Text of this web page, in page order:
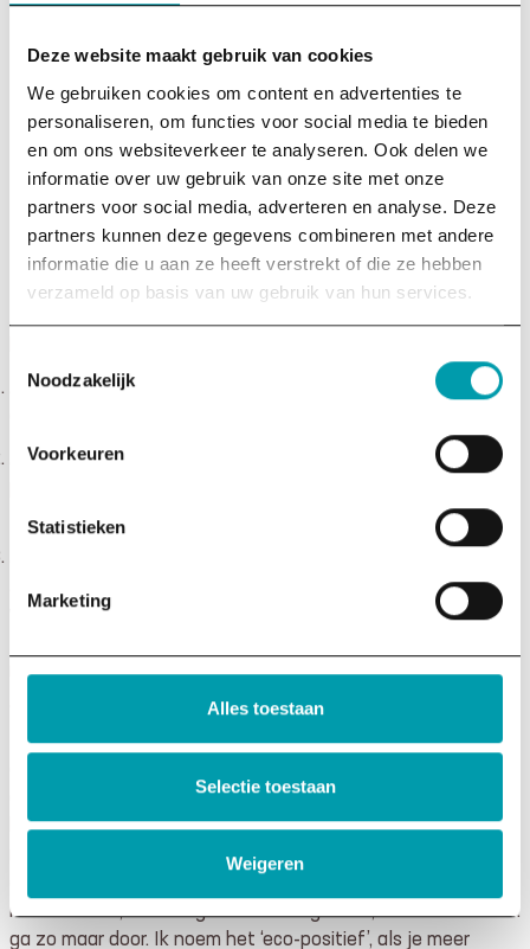
Deze website maakt gebruik van cookies
We gebruiken cookies om content en advertenties te
personaliseren, om functies voor social media te bieden
en om ons websiteverkeer te analyseren. Ook delen we
informatie over uw gebruik van onze site met onze
partners voor social media, adverteren en analyse. Deze
partners kunnen deze gegevens combineren met andere
informatie die u aan ze heeft verstrekt of die ze hebben
verzameld op basis van uw gebruik van hun services.
Noodzakelijk
Voorkeuren
Statistieken
Marketing
Alles toestaan
Selectie toestaan
Weigeren
CSRD draait om de transitie van een economie in
polycrisis naar een veilige, gezonde, toekomstbestendige
economie. Als je CSRD zo oppakt, maak je het de game
changer die de wereld zo hard nodig heeft.
Hoe word je duurzame koploper?
Je doet een minimale inspanning om door de audit te komen
Je gaat voor een strategische koerswijziging om tenminste
Je omarmt CSRD volledig; je wordt een duurzame koploper.
Je stelt een levende, veilige planeet en een menselijke
wereld voorop. Geld is een middel om je positieve slagkracht
rechtvaardig beleid.
‘Vertel, hoe word ik duurzame koploper dan?’ Je begint bij de
kern: je business. Is dat wat de wereld nodig heeft? Je
oplossingen in plaats van de problemen; je verdient je geld
bijvoorbeeld met vervuiling opruimen, bossen aanplanten,
natuur beschermen, onderwijs voor meisjes in landen waar
dat niet vanzelf spreekt, emancipatie van vrouwen en
minderheden, circulair grondstoffengebruik, consuminderen…
ga zo maar door. Ik noem het ‘eco-positief’, als je meer